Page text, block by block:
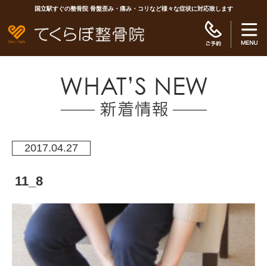
国立駅すぐの整骨院 骨盤歪み・痛み・コリなど様々な症状に対応致します
2017.04.27
11_8